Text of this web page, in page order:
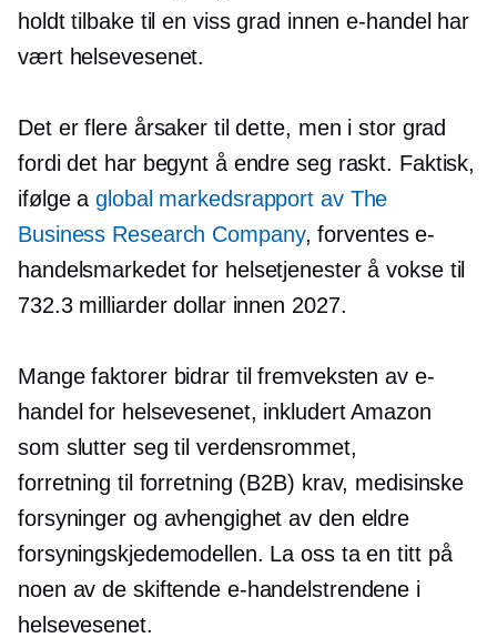
holdt tilbake til en viss grad innen e-handel har
vært helsevesenet.
Det er flere årsaker til dette, men i stor grad
fordi det har begynt å endre seg raskt. Faktisk,
ifølge aglobal markedsrapport av The
Business Research Company, forventes e-
handelsmarkedet for helsetjenester å vokse til
732.3 milliarder dollar innen 2027.
Mange faktorer bidrar til fremveksten av e-
handel for helsevesenet, inkludert Amazon
som slutter seg til verdensrommet,
forretning til forretning (B2B) krav, medisinske
forsyninger og avhengighet av den eldre
forsyningskjedemodellen. La oss ta en titt på
noen av de skiftende e-handelstrendene i
helsevesenet.